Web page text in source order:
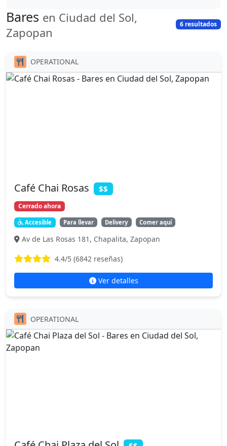
Bares en Ciudad del Sol,
Zapopan
6 resultados
OPERATIONAL
Café Chai Rosas $$
Cerrado ahora
Accesible Para llevar Delivery Comer aquí
Av de Las Rosas 181, Chapalita, Zapopan
4.4/5 (6842 reseñas)
Ver detalles
OPERATIONAL